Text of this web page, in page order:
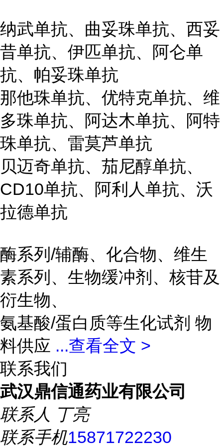
纳武单抗、曲妥珠单抗、西妥
昔单抗、伊匹单抗、阿仑单
抗、帕妥珠单抗
那他珠单抗、优特克单抗、维
多珠单抗、阿达木单抗、阿特
珠单抗、雷莫芦单抗
贝迈奇单抗、茄尼醇单抗、
CD10单抗、阿利人单抗、沃
拉德单抗
酶系列/辅酶、化合物、维生
素系列、生物缓冲剂、核苷及
衍生物、
氨基酸/蛋白质等生化试剂 物
料供应 ...查看全文 >
联系我们
武汉鼎信通药业有限公司
联系人 丁亮
联系手机15871722230